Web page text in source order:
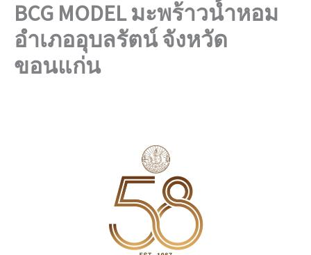
Skip
content
BCG MODEL มะพร้าวน้ำหอม
อำเภออุบลรัตน์ จังหวัด
ขอนแก่น